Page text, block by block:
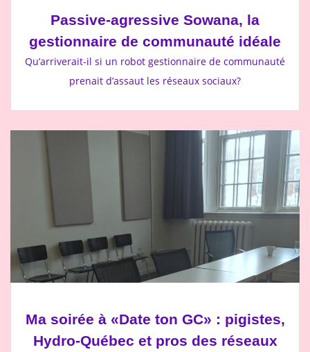
Passive-agressive Sowana, la
gestionnaire de communauté idéale
Qu’arriverait-il si un robot gestionnaire de communauté
prenait d’assaut les réseaux sociaux?
Ma soirée à «Date ton GC» : pigistes,
Hydro-Québec et pros des réseaux